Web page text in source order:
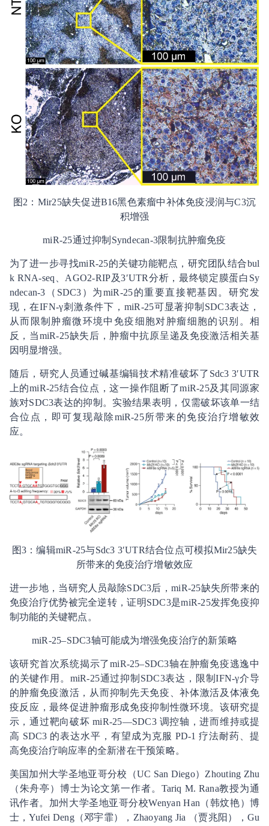
图2：Mir25缺失促进B16黑色素瘤中补体免疫浸润与C3沉
积增强
miR-25通过抑制Syndecan-3限制抗肿瘤免疫
为了进一步寻找miR-25的关键功能靶点，研究团队结合bul
k RNA-seq、AGO2-RIP及3′UTR分析，最终锁定膜蛋白Sy
ndecan-3（SDC3）为miR-25的重要直接靶基因。研究发
现，在IFN-γ刺激条件下，miR-25可显著抑制SDC3表达，
从而限制肿瘤微环境中免疫细胞对肿瘤细胞的识别。相
反，当miR-25缺失后，肿瘤中抗原呈递及免疫激活相关基
因明显增强。
随后，研究人员通过碱基编辑技术精准破坏了Sdc3 3′UTR
上的miR-25结合位点，这一操作阻断了miR-25及其同源家
族对SDC3表达的抑制。实验结果表明，仅需破坏该单一结
合位点，即可复现敲除miR-25所带来的免疫治疗增敏效
应。
图3：编辑miR-25与Sdc3 3′UTR结合位点可模拟Mir25缺失
所带来的免疫治疗增敏效应
进一步地，当研究人员敲除SDC3后，miR-25缺失所带来的
免疫治疗优势被完全逆转，证明SDC3是miR-25发挥免疫抑
制功能的关键靶点。
miR-25–SDC3轴可能成为增强免疫治疗的新策略
该研究首次系统揭示了miR-25–SDC3轴在肿瘤免疫逃逸中
的关键作用。miR-25通过抑制SDC3表达，限制IFN-γ介导
的肿瘤免疫激活，从而抑制先天免疫、补体激活及体液免
疫反应，最终促进肿瘤形成免疫抑制性微环境。该研究提
示，通过靶向破坏 miR-25—SDC3 调控轴，进而维持或提
高 SDC3 的表达水平，有望成为克服 PD-1 疗法耐药、提
高免疫治疗响应率的全新潜在干预策略。
美国加州大学圣地亚哥分校（UC San Diego）Zhouting Zhu
（朱舟亭）博士为论文第一作者。Tariq M. Rana教授为通
讯作者。加州大学圣地亚哥分校Wenyan Han（韩炆艳）博
士，Yufei Deng（邓宇霏），Zhaoyang Jia （贾兆阳），Gu